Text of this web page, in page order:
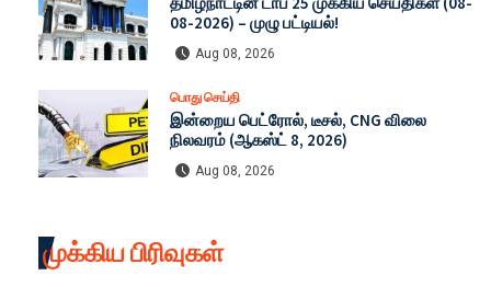
08-2026) – முழு பட்டியல்!
Aug 08, 2026
பொது செய்தி
இன்றைய பெட்ரோல், டீசல், CNG விலை
நிலவரம் (ஆகஸ்ட் 8, 2026)
Aug 08, 2026
முக்கிய பிரிவுகள்